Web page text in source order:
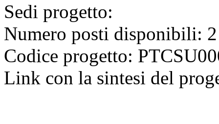
Sedi progetto:
Numero posti disponibili: 2
Codice progetto:
Link con la sintesi del